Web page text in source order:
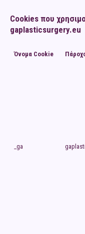
Cookies που
gaplasticsurgery.eu
Όνομα Cookie
_ga